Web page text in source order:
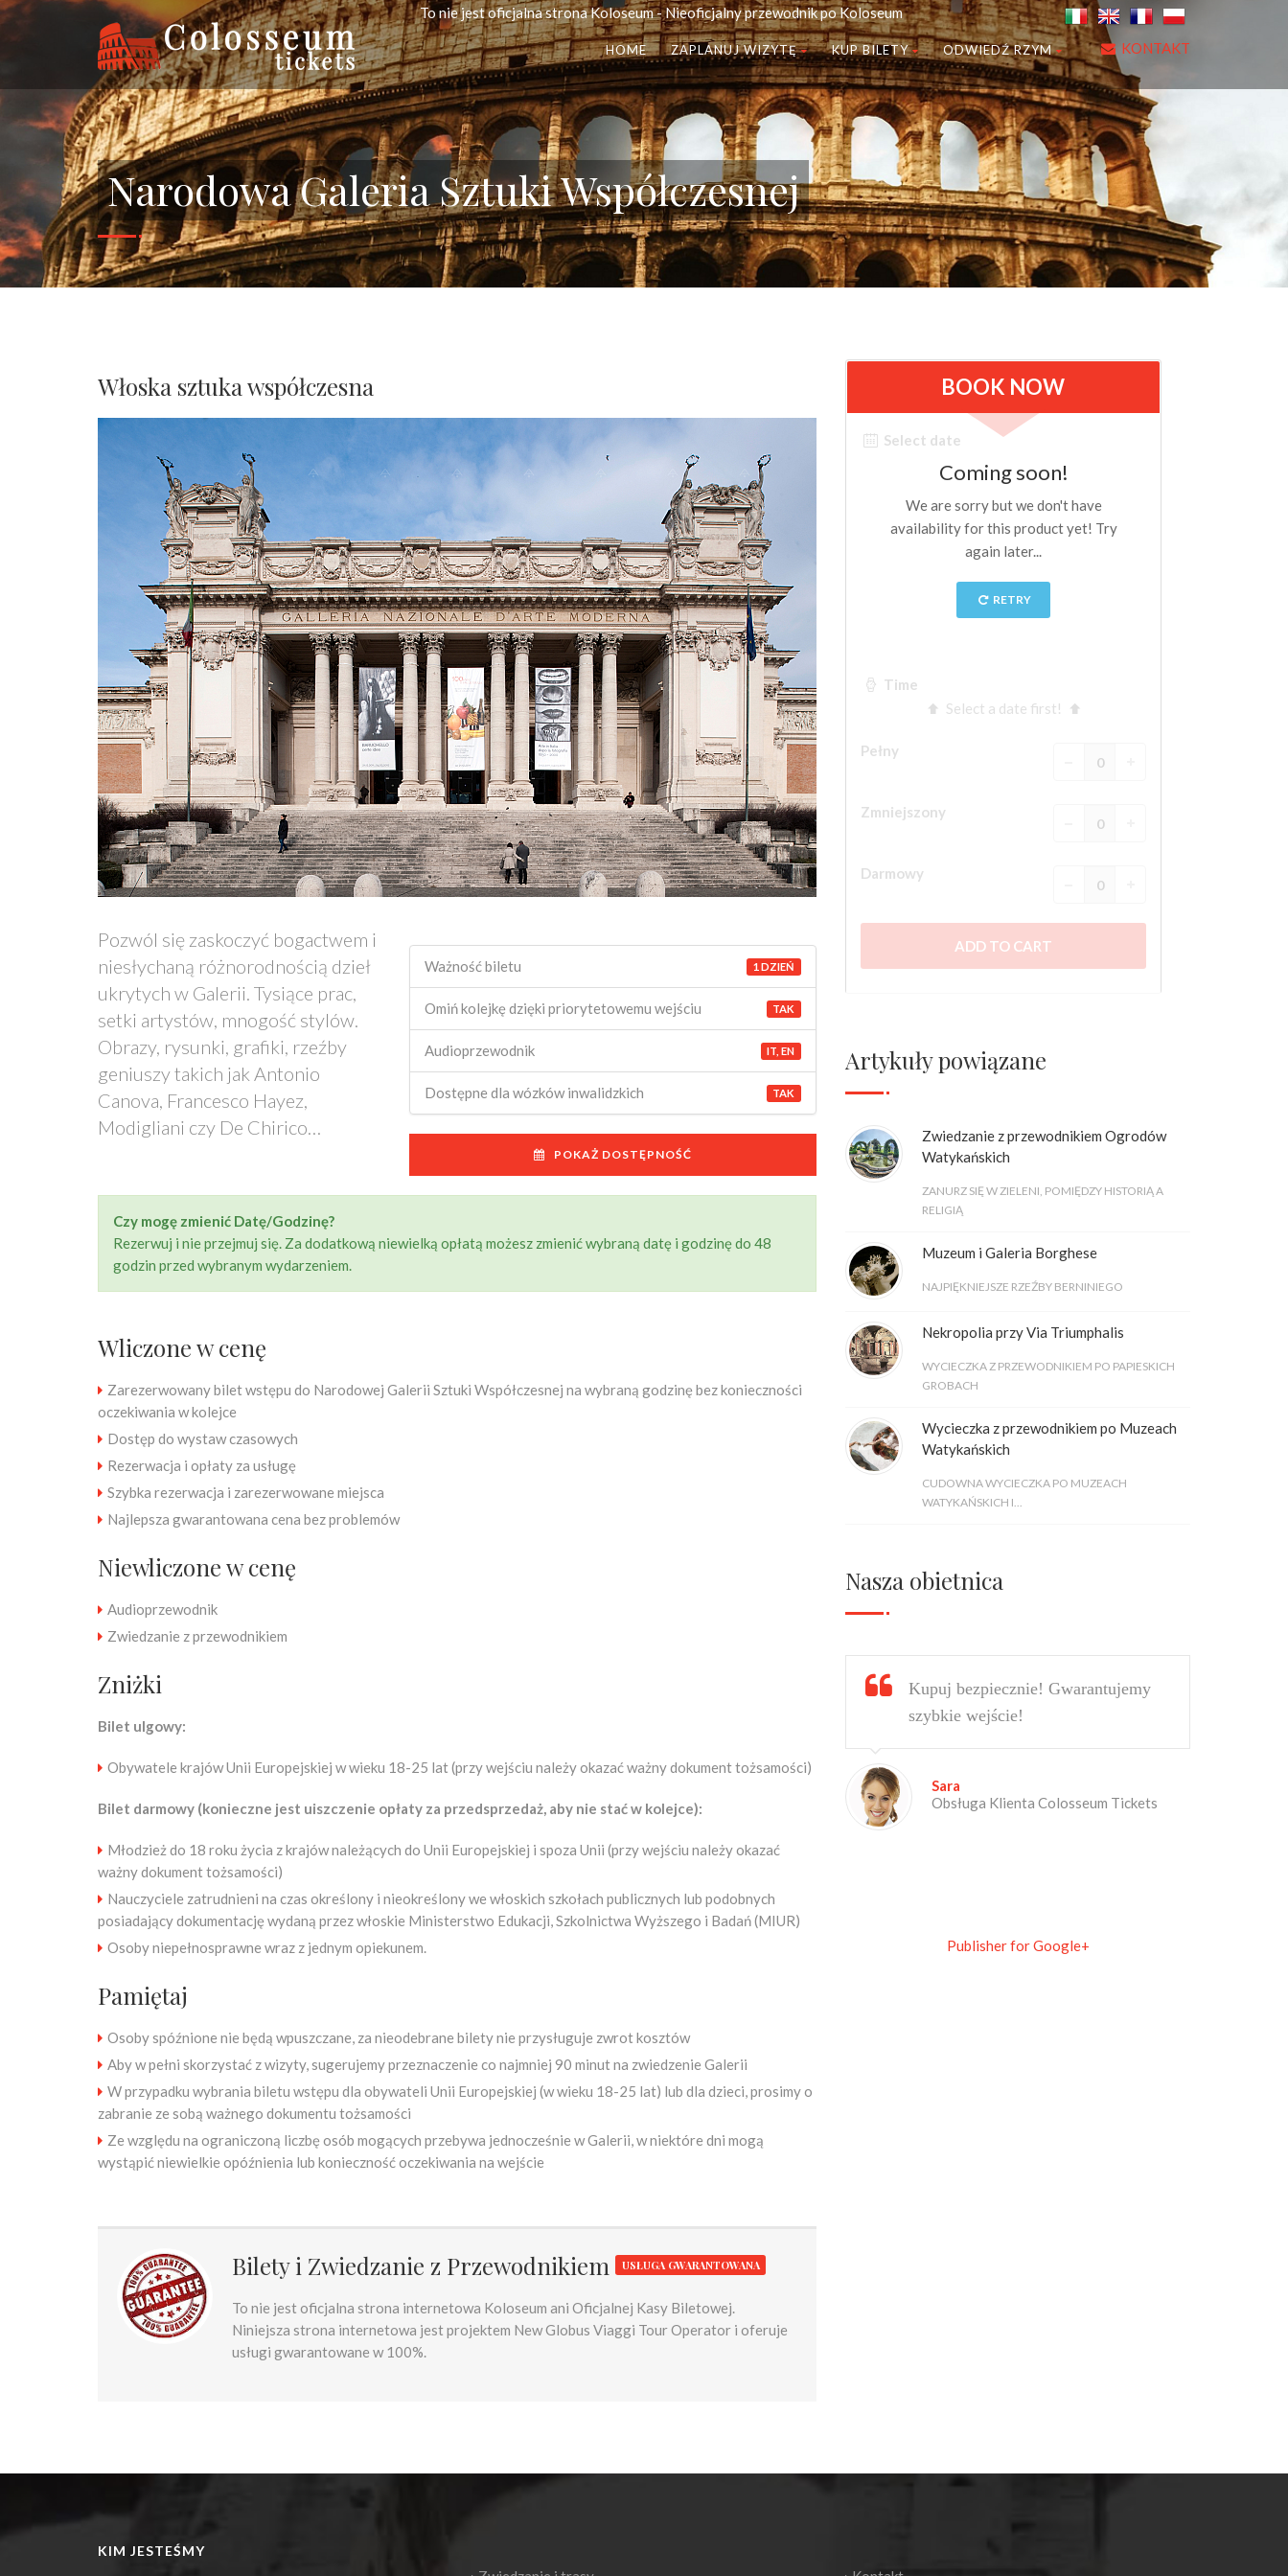
To nie jest oficjalna strona Koloseum - Nieoficjalny przewodnik po Koloseum
KONTAKT
HOME ZAPLANUJ WIZYTĘ KUP BILETY ODWIEDŹ RZYM
Narodowa Galeria Sztuki Współczesnej
Włoska sztuka współczesna
Pozwól się zaskoczyć bogactwem i
niesłychaną różnorodnością dzieł
ukrytych w Galerii. Tysiące prac,
setki artystów, mnogość stylów.
Obrazy, rysunki, grafiki, rzeźby
geniuszy takich jak Antonio
Canova, Francesco Hayez,
Modigliani czy De Chirico…
Ważność biletu 1 DZIEŃ
Omiń kolejkę dzięki priorytetowemu wejściu TAK
Audioprzewodnik IT, EN
Dostępne dla wózków inwalidzkich TAK
POKAŻ DOSTĘPNOŚĆ
Czy mogę zmienić Datę/Godzinę?
Rezerwuj i nie przejmuj się. Za dodatkową niewielką opłatą możesz zmienić wybraną datę i godzinę do 48
godzin przed wybranym wydarzeniem.
Wliczone w cenę
Zarezerwowany bilet wstępu do Narodowej Galerii Sztuki Współczesnej na wybraną godzinę bez konieczności
oczekiwania w kolejce
Dostęp do wystaw czasowych
Rezerwacja i opłaty za usługę
Szybka rezerwacja i zarezerwowane miejsca
Najlepsza gwarantowana cena bez problemów
Niewliczone w cenę
Audioprzewodnik
Zwiedzanie z przewodnikiem
Zniżki
Bilet ulgowy:
Obywatele krajów Unii Europejskiej w wieku 18-25 lat (przy wejściu należy okazać ważny dokument tożsamości)
Bilet darmowy (konieczne jest uiszczenie opłaty za przedsprzedaż, aby nie stać w kolejce):
Młodzież do 18 roku życia z krajów należących do Unii Europejskiej i spoza Unii (przy wejściu należy okazać
ważny dokument tożsamości)
Nauczyciele zatrudnieni na czas określony i nieokreślony we włoskich szkołach publicznych lub podobnych
posiadający dokumentację wydaną przez włoskie Ministerstwo Edukacji, Szkolnictwa Wyższego i Badań (MIUR)
Osoby niepełnosprawne wraz z jednym opiekunem.
Pamiętaj
Osoby spóźnione nie będą wpuszczane, za nieodebrane bilety nie przysługuje zwrot kosztów
Aby w pełni skorzystać z wizyty, sugerujemy przeznaczenie co najmniej 90 minut na zwiedzenie Galerii
W przypadku wybrania biletu wstępu dla obywateli Unii Europejskiej (w wieku 18-25 lat) lub dla dzieci, prosimy o
zabranie ze sobą ważnego dokumentu tożsamości
Ze względu na ograniczoną liczbę osób mogących przebywa jednocześnie w Galerii, w niektóre dni mogą
wystąpić niewielkie opóźnienia lub konieczność oczekiwania na wejście
Bilety i Zwiedzanie z Przewodnikiem USŁUGA GWARANTOWANA
To nie jest oficjalna strona internetowa Koloseum ani Oficjalnej Kasy Biletowej.
Niniejsza strona internetowa jest projektem New Globus Viaggi Tour Operator i oferuje
usługi gwarantowane w 100%.
Artykuły powiązane
Zwiedzanie z przewodnikiem Ogrodów
Watykańskich
ZANURZ SIĘ W ZIELENI, POMIĘDZY HISTORIĄ A
RELIGIĄ
Muzeum i Galeria Borghese
NAJPIĘKNIEJSZE RZEŹBY BERNINIEGO
Nekropolia przy Via Triumphalis
WYCIECZKA Z PRZEWODNIKIEM PO PAPIESKICH
GROBACH
Wycieczka z przewodnikiem po Muzeach
Watykańskich
CUDOWNA WYCIECZKA PO MUZEACH
WATYKAŃSKICH I...
Nasza obietnica
Kupuj bezpiecznie! Gwarantujemy
szybkie wejście!
Sara
Obsługa Klienta Colosseum Tickets
Publisher for Google+
KIM JESTEŚMY